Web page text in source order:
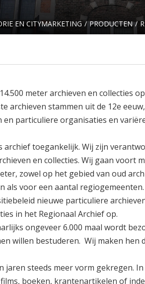
EN CITYMARKETING PRODUCTEN
meter archieven en collecties
archieven stammen uit de 12e
en particuliere organisaties en
archief toegankelijk. Wij zijn
en collecties. Wij gaan voort
zowel op het gebied van oud
als voor een aantal regiogemeenten.
nieuwe particuliere
in het Regionaal Archief op.
ongeveer 6.000 maal wordt
willen bestuderen. Wij maken hen
jaren steeds meer vorm gekregen.
boeken, krantenartikelen of